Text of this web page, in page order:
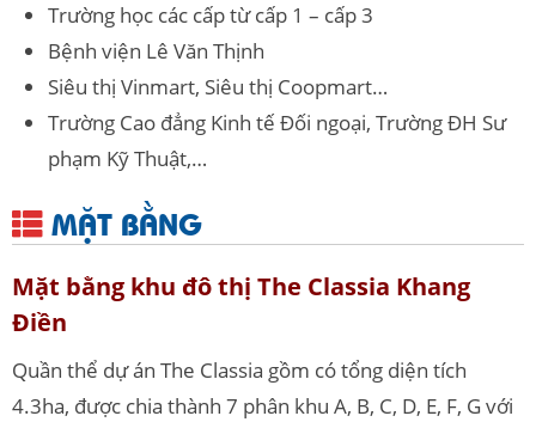
Trường học các cấp từ cấp 1 – cấp 3
Bệnh viện Lê Văn Thịnh
Siêu thị Vinmart, Siêu thị Coopmart…
Trường Cao đẳng Kinh tế Đối ngoại, Trường ĐH Sư
phạm Kỹ Thuật,…
MẶT BẰNG
Mặt bằng khu đô thị The Classia Khang
Điền
Quần thể dự án The Classia gồm có tổng diện tích
4.3ha, được chia thành 7 phân khu A, B, C, D, E, F, G với